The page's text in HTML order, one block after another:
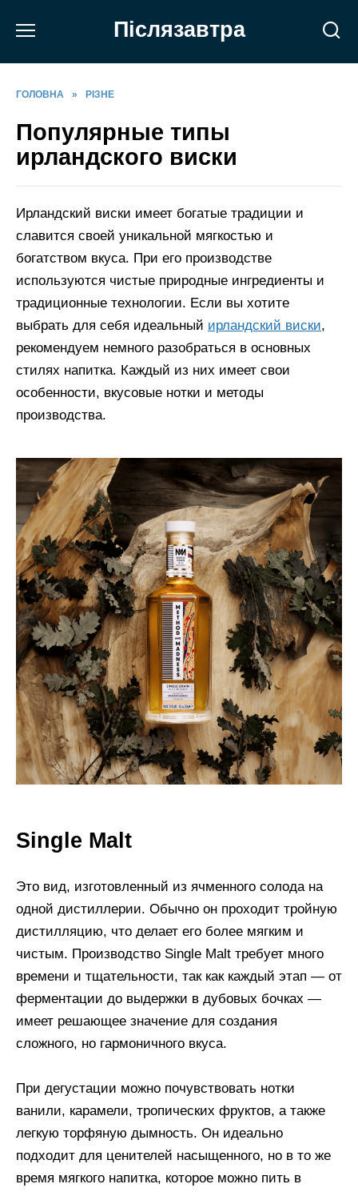
Післязавтра
ГОЛОВНА » РІЗНЕ
Популярные типы
ирландского виски
Ирландский виски имеет богатые традиции и
славится своей уникальной мягкостью и
богатством вкуса. При его производстве
используются чистые природные ингредиенты и
традиционные технологии. Если вы хотите
выбрать для себя идеальный ирландский виски,
рекомендуем немного разобраться в основных
стилях напитка. Каждый из них имеет свои
особенности, вкусовые нотки и методы
производства.
Single Malt
Это вид, изготовленный из ячменного солода на
одной дистиллерии. Обычно он проходит тройную
дистилляцию, что делает его более мягким и
чистым. Производство Single Malt требует много
времени и тщательности, так как каждый этап — от
ферментации до выдержки в дубовых бочках —
имеет решающее значение для создания
сложного, но гармоничного вкуса.
При дегустации можно почувствовать нотки
ванили, карамели, тропических фруктов, а также
легкую торфяную дымность. Он идеально
подходит для ценителей насыщенного, но в то же
время мягкого напитка, которое можно пить в